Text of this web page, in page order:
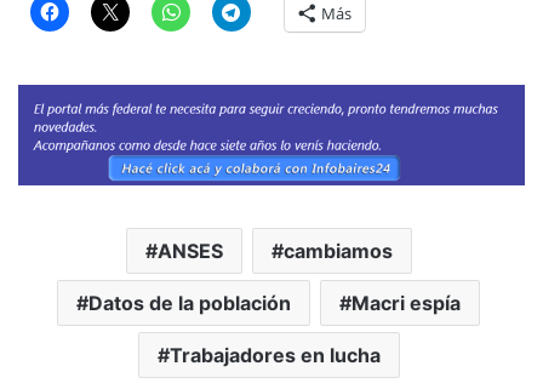
Más
ANSES cambiamos
Datos de la población Macri espía
Trabajadores en lucha